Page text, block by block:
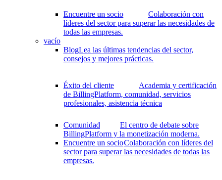
Encuentre un socio
Colaboración con
líderes del sector para superar las necesidades de
todas las empresas.
vacío
BlogLea las últimas tendencias del sector,
consejos y mejores prácticas.
Éxito del cliente
Academia y certificación
de BillingPlatform, comunidad, servicios
profesionales, asistencia técnica
Comunidad
El centro de debate sobre
BillingPlatform y la monetización moderna.
Encuentre un socioColaboración con líderes del
sector para superar las necesidades de todas las
empresas.